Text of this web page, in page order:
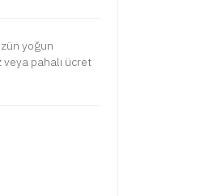
yoğun
pahalı ücret